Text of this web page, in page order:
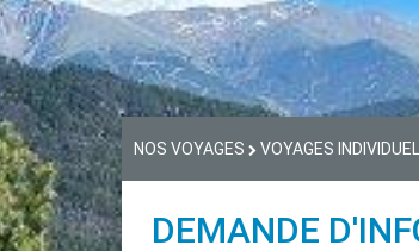
NOS VOYAGES VOYAGES
DEMANDE